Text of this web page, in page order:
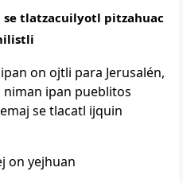
se tlatzacuilyotl pitzahuac
on ojtli para Jerusalén,
ipan pueblitos
se tlacatl ijquin
on yejhuan